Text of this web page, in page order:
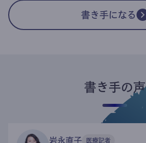
書き手になる
書き手の声
岩永直子 医療記者